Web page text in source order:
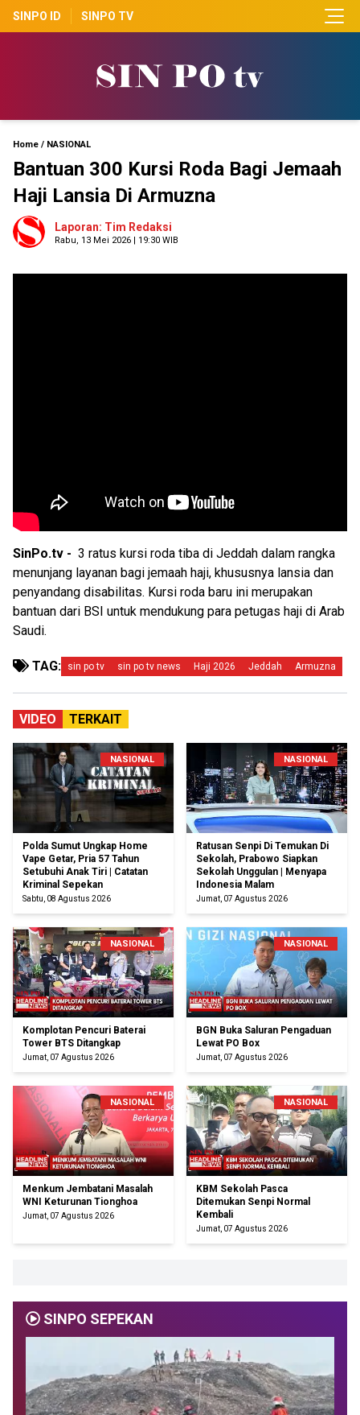
SINPO ID SINPO TV
Home / NASIONAL
Bantuan 300 Kursi Roda Bagi Jemaah
Haji Lansia Di Armuzna
Laporan: Tim Redaksi
Rabu, 13 Mei 2026 | 19:30 WIB
SinPo.tv - 3 ratus kursi roda tiba di Jeddah dalam rangka
menunjang layanan bagi jemaah haji, khususnya lansia dan
penyandang disabilitas. Kursi roda baru ini merupakan
bantuan dari BSI untuk mendukung para petugas haji di Arab
Saudi.
TAG: sin po tv sin po tv news Haji 2026 Jeddah Armuzna
VIDEO TERKAIT
NASIONAL
Polda Sumut Ungkap Home
Vape Getar, Pria 57 Tahun
Setubuhi Anak Tiri | Catatan
Kriminal Sepekan
Sabtu, 08 Agustus 2026
NASIONAL
Ratusan Senpi Di Temukan Di
Sekolah, Prabowo Siapkan
Sekolah Unggulan | Menyapa
Indonesia Malam
Jumat, 07 Agustus 2026
NASIONAL
Komplotan Pencuri Baterai
Tower BTS Ditangkap
Jumat, 07 Agustus 2026
NASIONAL
BGN Buka Saluran Pengaduan
Lewat PO Box
Jumat, 07 Agustus 2026
NASIONAL
Menkum Jembatani Masalah
WNI Keturunan Tionghoa
Jumat, 07 Agustus 2026
NASIONAL
KBM Sekolah Pasca
Ditemukan Senpi Normal
Kembali
Jumat, 07 Agustus 2026
SINPO SEPEKAN